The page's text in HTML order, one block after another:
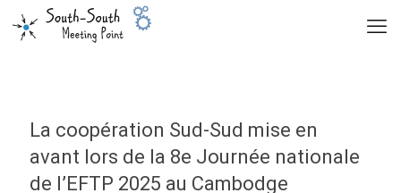
La coopération Sud-Sud mise en
avant lors de la 8e Journée nationale
de l’EFTP 2025 au Cambodge